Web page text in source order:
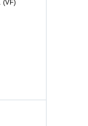
(VF)